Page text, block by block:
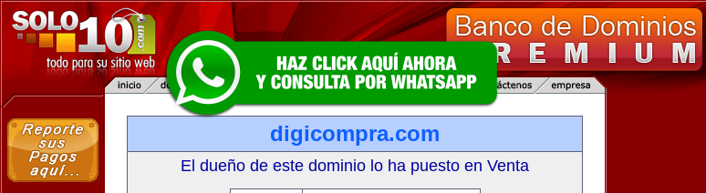
digicompra.com
El dueño de este dominio lo ha puesto en Venta